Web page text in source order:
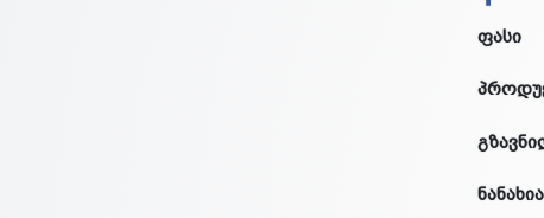
ფასი
ნანახია